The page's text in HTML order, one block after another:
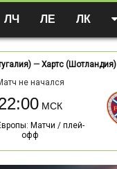
ЛЧ ЛЕ ЛК
—Хартс (Шотландия)
не начался
Матчи / плей-
офф